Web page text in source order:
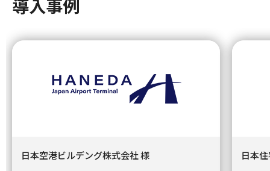
導入事例
日本空港ビルデング株式会社 様 日本